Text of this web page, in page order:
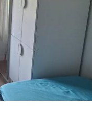
3-4 maanden
Nee
Inrichting
Badkamer:
Keuken:
Oppervlakte:
12 m
Private kamers: